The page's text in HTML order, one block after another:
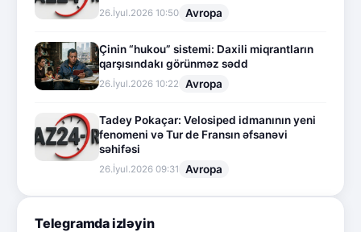
26.İyul.2026 10:50 Avropa
Çinin “hukou” sistemi: Daxili miqrantların
qarşısındakı görünməz sədd
26.İyul.2026 10:22 Avropa
Tadey Pokaçar: Velosiped idmanının yeni
fenomeni və Tur de Fransın əfsanəvi
səhifəsi
26.İyul.2026 09:31 Avropa
Telegramda izləyin